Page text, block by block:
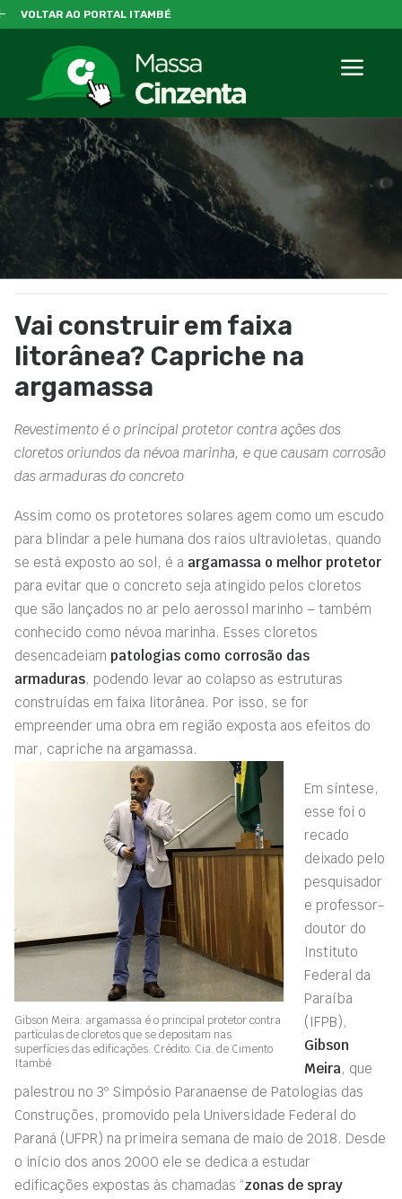
VOLTAR AO PORTAL ITAMBÉ
Vai construir em faixa
litorânea? Capriche na
argamassa
Revestimento é o principal protetor contra ações dos
cloretos oriundos da névoa marinha, e que causam corrosão
das armaduras do concreto
Assim como os protetores solares agem como um escudo
para blindar a pele humana dos raios ultravioletas, quando
se está exposto ao sol, é a argamassa o melhor protetor
para evitar que o concreto seja atingido pelos cloretos
que são lançados no ar pelo aerossol marinho – também
conhecido como névoa marinha. Esses cloretos
desencadeiam patologias como corrosão das
armaduras, podendo levar ao colapso as estruturas
construídas em faixa litorânea. Por isso, se for
empreender uma obra em região exposta aos efeitos do
mar, capriche na argamassa.
Gibson Meira: argamassa é o principal protetor contra
partículas de cloretos que se depositam nas
superfícies das edificações. Crédito: Cia. de Cimento
Itambé
Em síntese,
esse foi o
recado
deixado pelo
pesquisador
e professor-
doutor do
Instituto
Federal da
Paraíba
(IFPB),
Gibson
Meira, que
palestrou no 3º Simpósio Paranaense de Patologias das
Construções, promovido pela Universidade Federal do
Paraná (UFPR) na primeira semana de maio de 2018. Desde
o início dos anos 2000 ele se dedica a estudar
edificações expostas às chamadas “zonas de spray